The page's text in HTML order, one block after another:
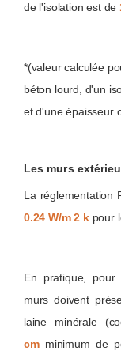
de l'isolation est de
*(valeur calculée
béton lourd, d'un
et d'une épaisseur
Les murs
La réglementation
0.24 W/m 2 k pour
En pratique, pour
murs doivent
laine minérale
cmminimum de